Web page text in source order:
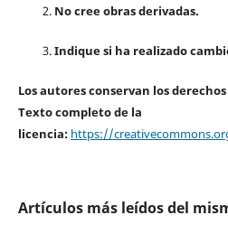
No cree obras derivadas.
Indique si ha realizado
Los autores conservan los
Texto completo de la
licencia: https://
Artículos más leídos del